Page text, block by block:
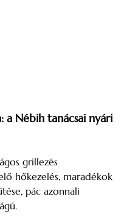
a Nébih tanácsai nyári
grillezés
hőkezelés, maradékok
pác azonnali